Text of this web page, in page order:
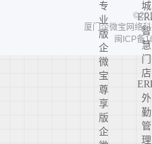
专
业
版
企
微
宝
尊
享
版
企
城
智
慧
门
店
外
勤
管
理
厦门企微宝网络
闽ICP备